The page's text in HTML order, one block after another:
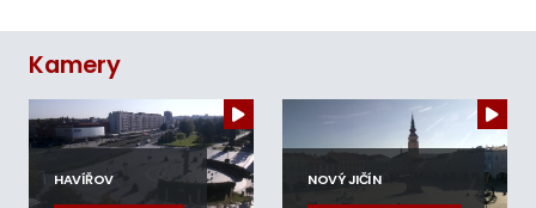
Kamery
HAVÍŘOV NOVÝ JIČÍN